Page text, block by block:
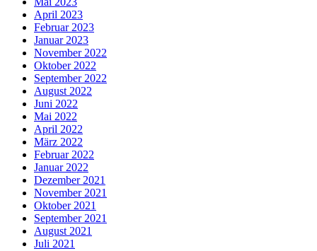
April 2023
Februar 2023
Januar 2023
November 2022
Oktober 2022
September 2022
August 2022
Juni 2022
Mai 2022
April 2022
März 2022
Februar 2022
Januar 2022
Dezember 2021
November 2021
Oktober 2021
September 2021
August 2021
Juli 2021